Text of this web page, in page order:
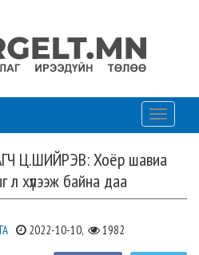
Toggle
Ц.ШИЙРЭВ: Хоёр шавиа
л хүлээж байна даа
2022-10-10, 1982